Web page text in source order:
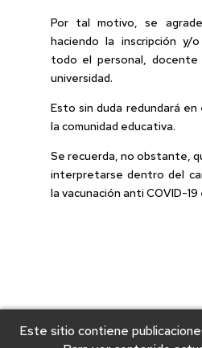
Por tal motivo, se
haciendo la inscripción y/
todo el personal,
universidad.
Esto sin duda redundará
la comunidad educativa.
Se recuerda, no obstante,
interpretarse dentro del
la vacunación anti COVID-
Este sitio contiene